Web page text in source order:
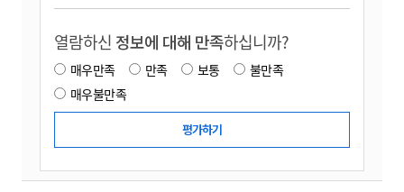
열람하신 정보에 대해 만족하십니까?
매우만족 만족 보통
불만족
매우불만족